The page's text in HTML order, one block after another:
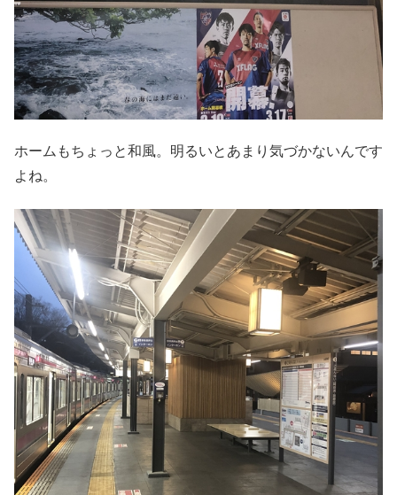
ホームもちょっと和風。明るいとあまり気づかないんです
よね。